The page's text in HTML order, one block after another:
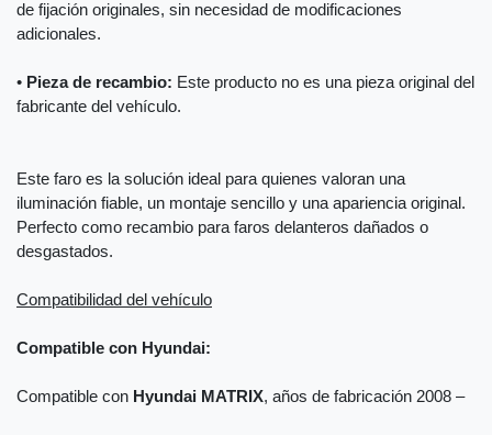
de fijación originales, sin necesidad de modificaciones
adicionales.
• Pieza de recambio: Este producto no es una pieza original del
fabricante del vehículo.
Este faro es la solución ideal para quienes valoran una
iluminación fiable, un montaje sencillo y una apariencia original.
Perfecto como recambio para faros delanteros dañados o
desgastados.
Compatibilidad del vehículo
Compatible con Hyundai:
Compatible con Hyundai MATRIX, años de fabricación 2008 –